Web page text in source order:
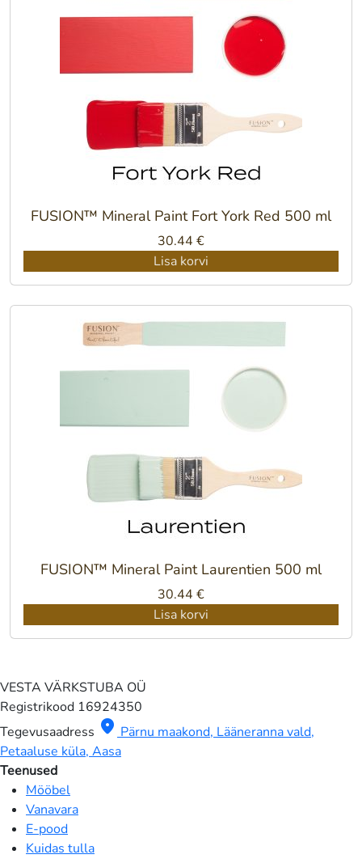
FUSION™ Mineral Paint Fort York Red 500 ml
30.44 €
Lisa korvi
FUSION™ Mineral Paint Laurentien 500 ml
30.44 €
Lisa korvi
VESTA VÄRKSTUBA OÜ
Registrikood 16924350
Tegevusaadress location_on Pärnu maakond, Lääneranna vald,
Petaaluse küla, Aasa
Teenused
Mööbel
Vanavara
E-pood
Kuidas tulla